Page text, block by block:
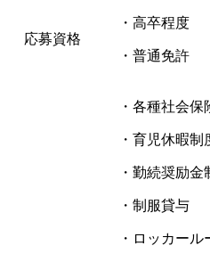
応募資格
・高卒程度
・普通免許
・各種社会保
・育児休暇制
・勤続奨励金
・制服貸与
・ロッカール